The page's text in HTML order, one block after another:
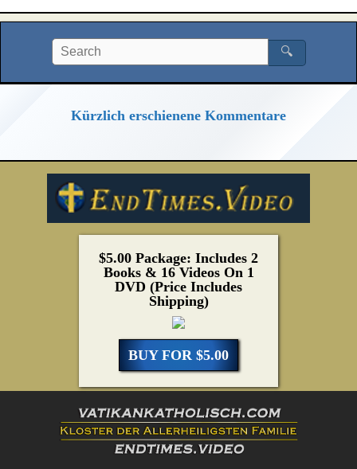
🔍
Kürzlich erschienene Kommentare
$5.00 Package: Includes 2
Books & 16 Videos On 1
DVD (Price Includes
Shipping)
BUY FOR $5.00